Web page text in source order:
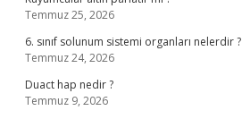
Temmuz 25, 2026
6. sınıf solunum sistemi organları nelerdir ?
Temmuz 24, 2026
Duact hap nedir ?
Temmuz 9, 2026